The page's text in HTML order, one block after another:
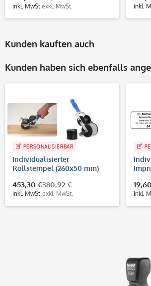
inkl. MwSt. exkl. MwSt. inkl.
Kunden kauften auch
Kunden haben sich ebenfalls
PERSONALISIERBAR
Individualisierter
Rollstempel (260x50 mm)
453,30 €
inkl. MwSt.
380,92 €
exkl. MwSt. inkl.